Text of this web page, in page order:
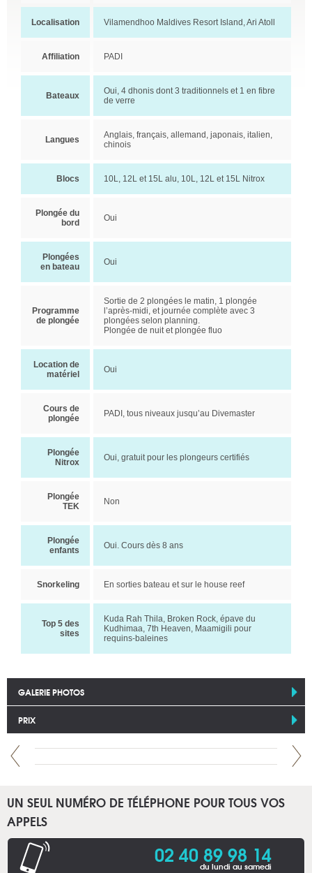
Localisation Vilamendhoo Maldives Resort Island, Ari Atoll
Affiliation PADI
Bateaux
Oui, 4 dhonis dont 3 traditionnels et 1 en fibre
de verre
Langues
Anglais, français, allemand, japonais, italien,
chinois
Blocs 10L, 12L et 15L alu, 10L, 12L et 15L Nitrox
Plongée du
bord
Oui
Plongées
en bateau
Oui
Programme
de plongée
Sortie de 2 plongées le matin, 1 plongée
l’après-midi, et journée complète avec 3
plongées selon planning.
Plongée de nuit et plongée fluo
Location de
matériel
Oui
Cours de
plongée
PADI, tous niveaux jusqu’au Divemaster
Plongée
Nitrox
Oui, gratuit pour les plongeurs certifiés
Plongée
TEK
Non
Plongée
enfants
Oui. Cours dès 8 ans
Snorkeling En sorties bateau et sur le house reef
Top 5 des
sites
Kuda Rah Thila, Broken Rock, épave du
Kudhimaa, 7th Heaven, Maamigili pour
requins-baleines
GALERIE PHOTOS
PRIX
UN SEUL NUMÉRO DE TÉLÉPHONE POUR TOUS VOS
APPELS
02 40 89 98 14
du lundi au samedi